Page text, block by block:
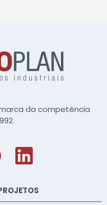
da competência